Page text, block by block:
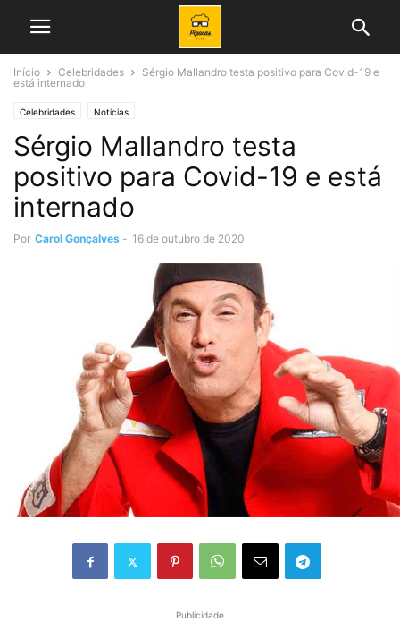
Início Celebridades
Sérgio Mallandro testa positivo para Covid-19 e
está internado
Celebridades Noticias
Sérgio Mallandro testa
positivo para Covid-19 e está
internado
Por Carol Gonçalves - 16 de outubro de 2020
Publicidade